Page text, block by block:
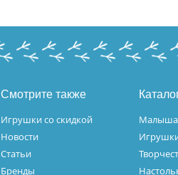
Смотрите также
Игрушки со скидкой
Новости
Статьи
Бренды